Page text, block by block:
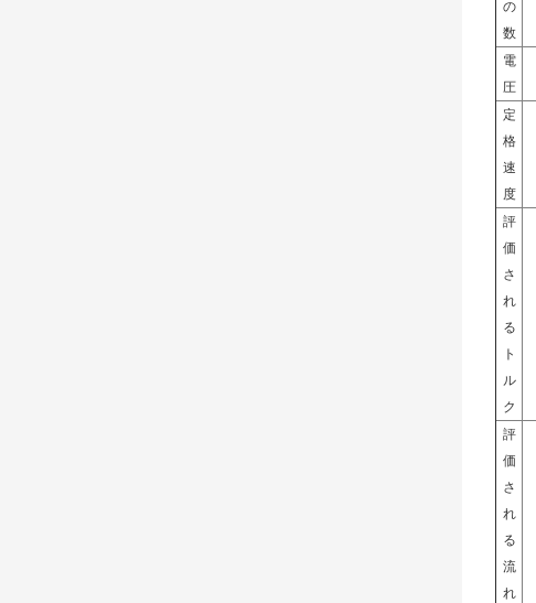
の
数
電
圧
定
格
速
度
評
価
さ
れ
る
ト
ル
ク
評
価
さ
れ
る
流
れ